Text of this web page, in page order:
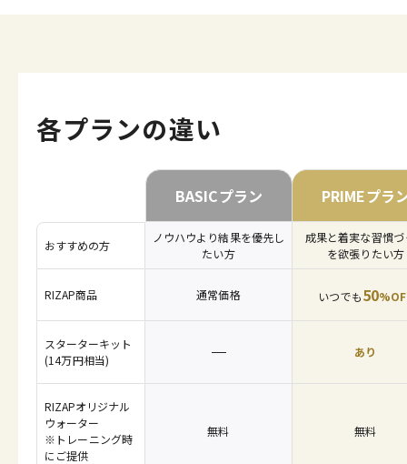
各プランの違い
BASICプラン PRIMEプラ
おすすめの方
ノウハウより結果を優先し
たい方
成果と着実な習慣
を欲張りたい方
RIZAP商品 通常価格 いつでも50
スターターキット
(14万円相当)
あり
RIZAPオリジナル
ウォーター
※トレーニング時
にご提供
無料 無料